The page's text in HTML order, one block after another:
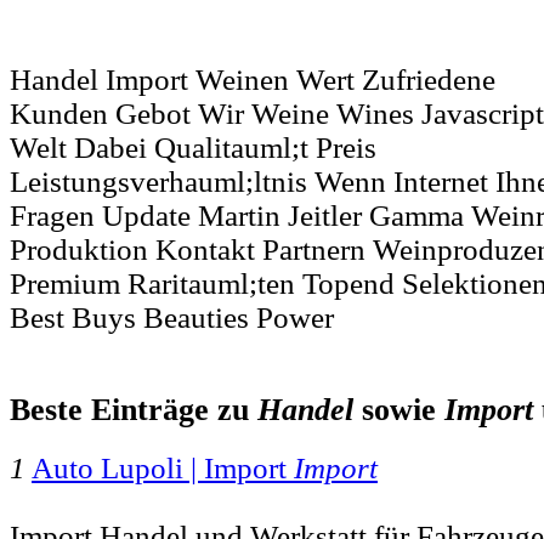
Handel Import Weinen Wert Zufriedene
Kunden Gebot Wir Weine Wines Javascript
Welt Dabei Qualitauml;t Preis
Leistungsverhauml;ltnis Wenn Internet
Fragen Update Martin Jeitler Gamma
Produktion Kontakt Partnern
Premium Raritauml;ten Topend
Best Buys Beauties Power
Beste Einträge zuHandelsowieImport
1 Auto Lupoli | Import Import